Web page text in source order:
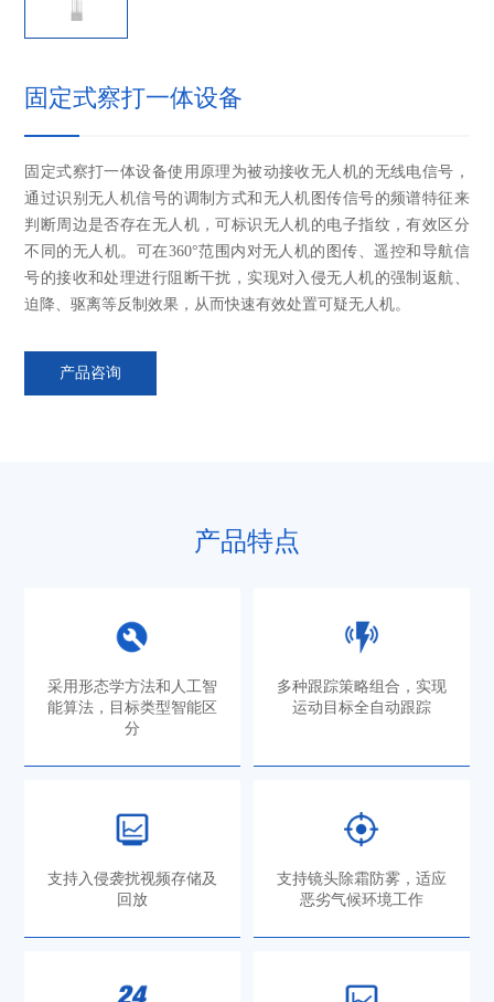
固定式察打一体设备
固定式察打一体设备使用原理为被动接收无人机的无线电信号，
通过识别无人机信号的调制方式和无人机图传信号的频谱特征来
判断周边是否存在无人机，可标识无人机的电子指纹，有效区分
不同的无人机。可在360°范围内对无人机的图传、遥控和导航信
号的接收和处理进行阻断干扰，实现对入侵无人机的强制返航、
迫降、驱离等反制效果，从而快速有效处置可疑无人机。
产品咨询
产品特点
采用形态学方法和人工智
能算法，目标类型智能区
分
多种跟踪策略组合，实现
运动目标全自动跟踪
支持入侵袭扰视频存储及
回放
支持镜头除霜防雾，适应
恶劣气候环境工作